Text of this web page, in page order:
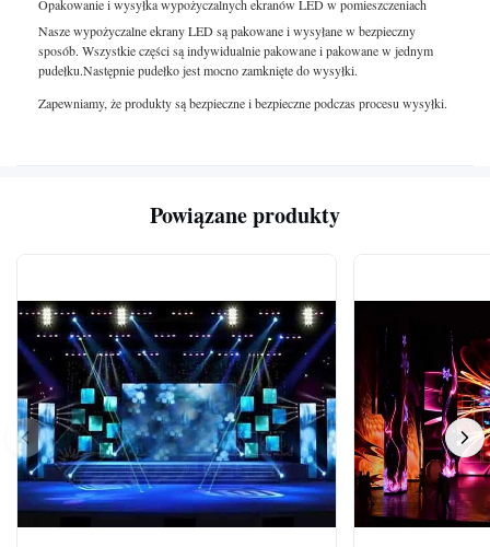
Opakowanie i wysyłka wypożyczalnych ekranów LED w pomieszczeniach
Nasze wypożyczalne ekrany LED są pakowane i wysyłane w bezpieczny
sposób. Wszystkie części są indywidualnie pakowane i pakowane w jednym
pudełku.Następnie pudełko jest mocno zamknięte do wysyłki.
Zapewniamy, że produkty są bezpieczne i bezpieczne podczas procesu wysyłki.
Powiązane produkty